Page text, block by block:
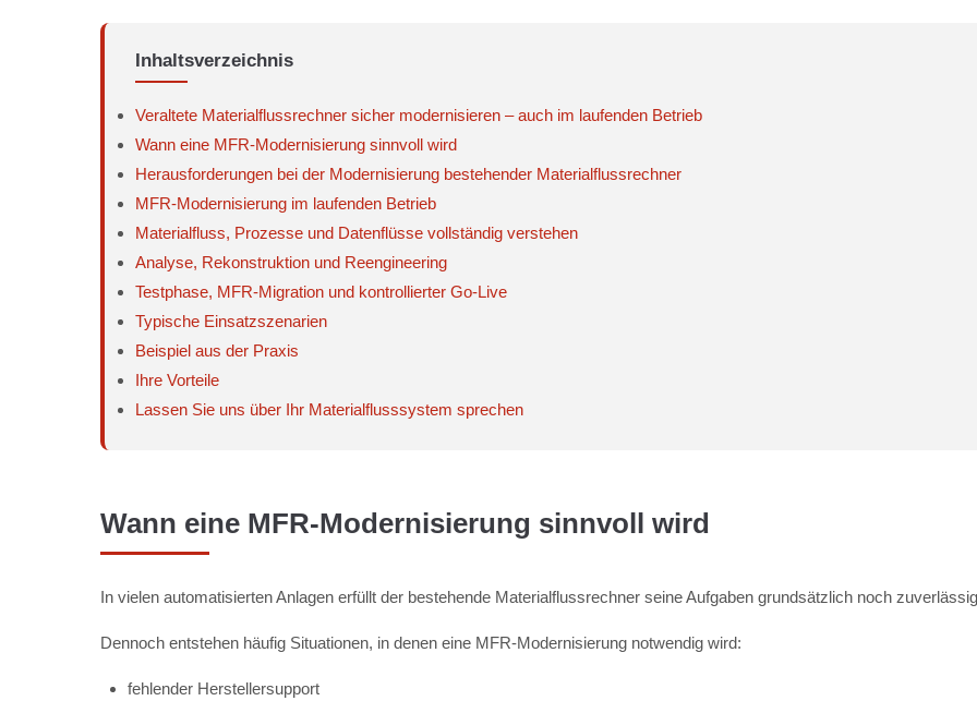
Inhaltsverzeichnis
Veraltete Materialflussrechner sicher modernisieren – auch im laufenden Betrieb
Wann eine MFR-Modernisierung sinnvoll wird
Herausforderungen bei der Modernisierung bestehender Materialflussrechner
MFR-Modernisierung im laufenden Betrieb
Materialfluss, Prozesse und Datenflüsse vollständig verstehen
Analyse, Rekonstruktion und Reengineering
Testphase, MFR-Migration und kontrollierter Go-Live
Typische Einsatzszenarien
Beispiel aus der Praxis
Ihre Vorteile
Lassen Sie uns über Ihr Materialflusssystem sprechen
Wann eine MFR-Modernisierung sinnvoll wird
In vielen automatisierten Anlagen erfüllt der bestehende Materialflussrechner seine Aufgaben grundsätzlich noch
Dennoch entstehen häufig Situationen, in denen eine MFR-Modernisierung notwendig wird:
fehlender Herstellersupport